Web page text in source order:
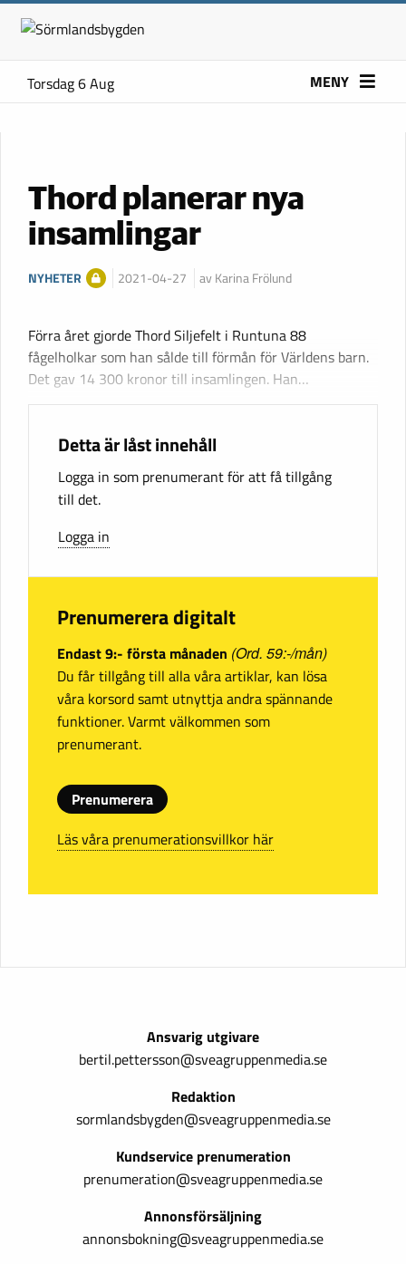
Torsdag 6 Aug MENY
Thord planerar nya
insamlingar
NYHETER 2021-04-27 av Karina Frölund
Förra året gjorde Thord Siljefelt i Runtuna 88
fågelholkar som han sålde till förmån för Världens barn.
Det gav 14 300 kronor till insamlingen. Han…
Detta är låst innehåll
Logga in som prenumerant för att få tillgång
till det.
Logga in
Prenumerera digitalt
Endast 9:- första månaden (Ord. 59:-/mån)
Du får tillgång till alla våra artiklar, kan lösa
våra korsord samt utnyttja andra spännande
funktioner. Varmt välkommen som
prenumerant.
Prenumerera
Läs våra prenumerationsvillkor här
Ansvarig utgivare
bertil.pettersson@sveagruppenmedia.se
Redaktion
sormlandsbygden@sveagruppenmedia.se
Kundservice prenumeration
prenumeration@sveagruppenmedia.se
Annonsförsäljning
annonsbokning@sveagruppenmedia.se